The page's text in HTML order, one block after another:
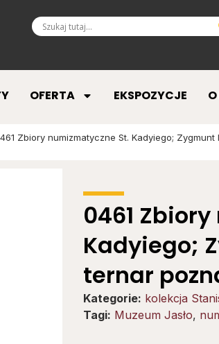
OFERTA EKSPOZYCJE
Zbiory numizmatyczne St. Kadyiego;
0461
Kadyiego;
ternar
Kategorie: kolekcja
Tagi: Muzeum Jasło,